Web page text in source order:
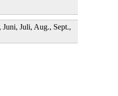
Juli, Aug., Sept.,